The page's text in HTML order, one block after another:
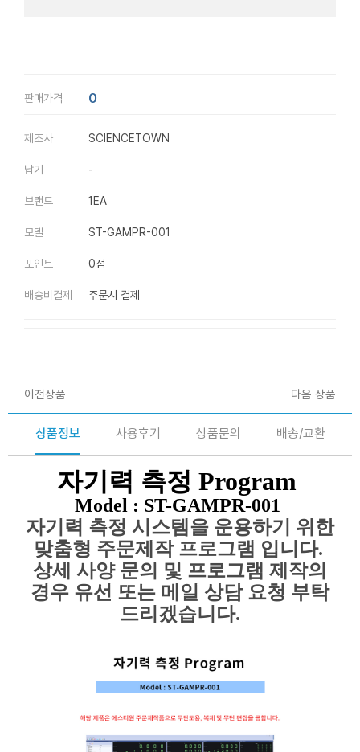
판매가격 0
제조사 SCIENCETOWN
납기 -
브랜드 1EA
모델 ST-GAMPR-001
포인트 0점
배송비결제 주문시 결제
이전상품 다음 상품
상품정보 사용후기 상품문의 배송/교환
자기력 측정 Program
Model : ST-GAMPR-001
자기력 측정 시스템을 운용하기 위한
맞춤형 주문제작 프로그램 입니다.
상세 사양 문의 및 프로그램 제작의
경우 유선 또는 메일 상담 요청 부탁
드리겠습니다.